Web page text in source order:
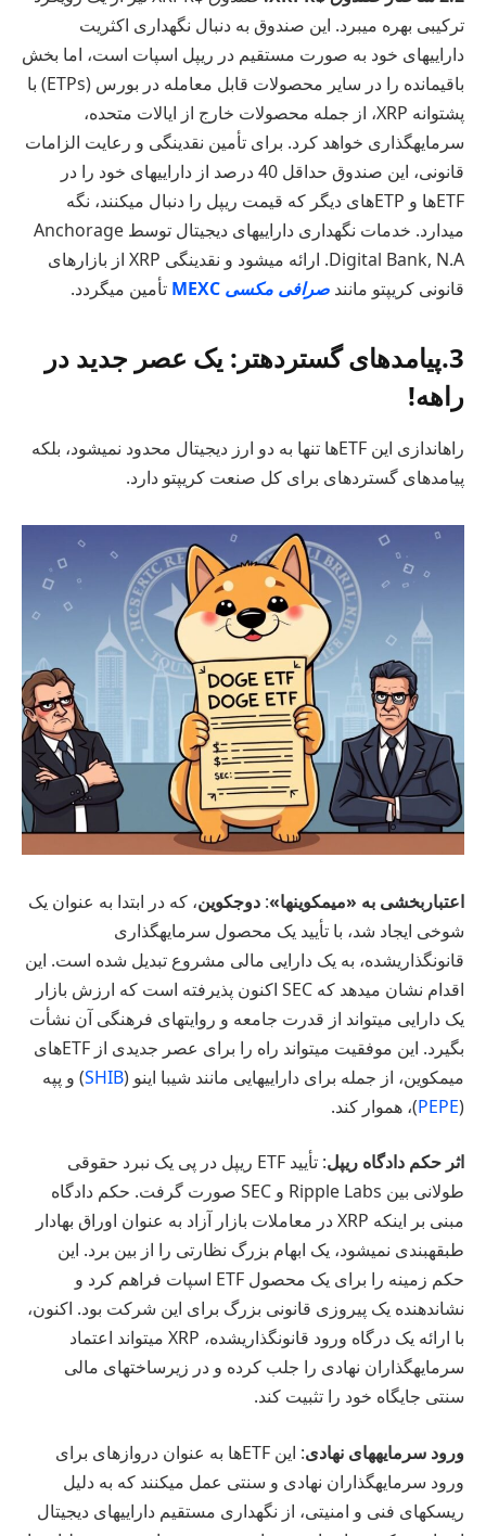
ترکیبی بهره میبرد. این صندوق به دنبال نگهداری اکثریت
داراییهای خود به صورت مستقیم در ریپل اسپات است، اما بخش
باقیمانده را در سایر محصولات قابل معامله در بورس (ETPs) با
پشتوانه XRP، از جمله محصولات خارج از ایالات متحده،
سرمایهگذاری خواهد کرد. برای تأمین نقدینگی و رعایت الزامات
قانونی، این صندوق حداقل 40 درصد از داراییهای خود را در
ETFها و ETPهای دیگر که قیمت ریپل را دنبال میکنند، نگه
میدارد. خدمات نگهداری داراییهای دیجیتال توسط Anchorage
Digital Bank, N.A. ارائه میشود و نقدینگی XRP از بازارهای
قانونی کریپتو مانند صرافی مکسی تأمین میگردد.
3.پیامدهای گستردهتر: یک عصر جدید در
راهه!
راهاندازی این ETFها تنها به دو ارز دیجیتال محدود نمیشود، بلکه
پیامدهای گستردهای برای کل صنعت کریپتو دارد.
اعتباربخشی به «میمکوینها»: دوجکوین، که در ابتدا به عنوان یک
شوخی ایجاد شد، با تأیید یک محصول سرمایهگذاری
قانونگذاریشده، به یک دارایی مالی مشروع تبدیل شده است. این
اقدام نشان میدهد که SEC اکنون پذیرفته است که ارزش بازار
یک دارایی میتواند از قدرت جامعه و روایتهای فرهنگی آن نشأت
بگیرد. این موفقیت میتواند راه را برای عصر جدیدی از ETFهای
میمکوین، از جمله برای داراییهایی مانند شیبا اینو (SHIB) و پپه
(
PEPE)، هموار کند.
اثر حکم دادگاه ریپل
: تأیید ETF ریپل در پی یک نبرد حقوقی
طولانی بین Ripple Labs و SEC صورت گرفت. حکم دادگاه
مبنی بر اینکه XRP در معاملات بازار آزاد به عنوان اوراق بهادار
طبقهبندی نمیشود، یک ابهام بزرگ نظارتی را از بین برد. این
حکم زمینه را برای یک محصول ETF اسپات فراهم کرد و
نشاندهنده یک پیروزی قانونی بزرگ برای این شرکت بود. اکنون،
با ارائه یک درگاه ورود قانونگذاریشده، XRP میتواند اعتماد
سرمایهگذاران نهادی را جلب کرده و در زیرساختهای مالی
سنتی جایگاه خود را تثبیت کند.
ورود سرمایههای نهادی
: این ETFها به عنوان دروازهای برای
ورود سرمایهگذاران نهادی و سنتی عمل میکنند که به دلیل
ریسکهای فنی و امنیتی، از نگهداری مستقیم داراییهای دیجیتال